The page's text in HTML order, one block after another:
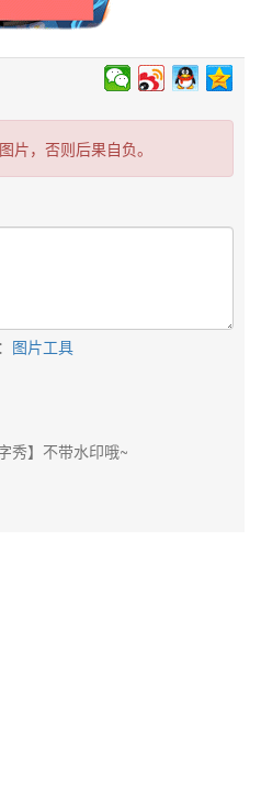
片，否则后果自负。
图片工具
秀】不带水印哦~